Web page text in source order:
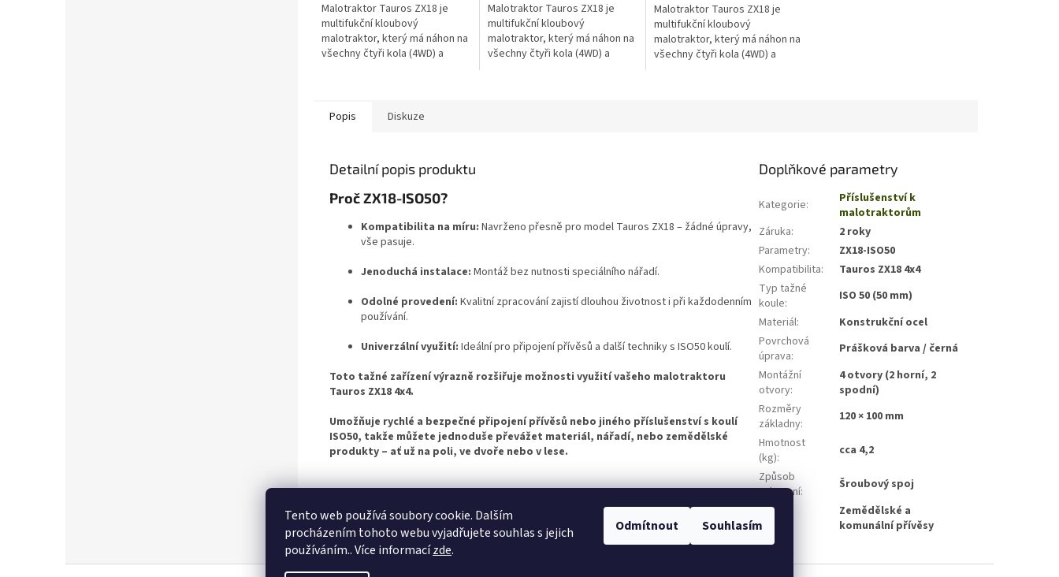
Tento web používá soubory cookie. Dalším
procházením tohoto webu vyjadřujete souhlas s jejich
používáním.. Více informacízde.
Odmítnout Souhlasím
Malotraktor Tauros ZX18 je
multifukční kloubový
malotraktor, který má náhon na
všechny čtyři kola (4WD) a
Malotraktor Tauros ZX18 je
multifukční kloubový
malotraktor, který má náhon na
všechny čtyři kola (4WD) a
Malotraktor Tauros ZX18 je
multifukční kloubový
malotraktor, který má náhon na
všechny čtyři kola (4WD) a
Popis Diskuze
Detailní popis produktu
Proč ZX18-ISO50?
Kompatibilita na míru: Navrženo přesně pro model Tauros ZX18 – žádné úpravy,
vše pasuje.
Jenoduchá instalace: Montáž bez nutnosti speciálního nářadí.
Odolné provedení: Kvalitní zpracování zajistí dlouhou životnost i při každodenním
používání.
Univerzální využití: Ideální pro připojení přívěsů a další techniky s ISO50 koulí.
Toto tažné zařízení výrazně rozšiřuje možnosti využití vašeho malotraktoru
Tauros ZX18 4x4.
Umožňuje rychlé a bezpečné připojení přívěsů nebo jiného příslušenství s koulí
ISO50, takže můžete jednoduše převážet materiál, nářadí, nebo zemědělské
produkty – ať už na poli, ve dvoře nebo v lese.
Doplňkové parametry
Kategorie:
Příslušenství k
malotraktorům
Záruka:
2 roky
Parametry:
ZX18-ISO50
Kompatibilita:
Tauros ZX18 4x4
Typ tažné
koule:
ISO 50 (50 mm)
Materiál:
Konstrukční ocel
Povrchová
úprava:
Prášková barva / černá
Montážní
otvory:
4 otvory (2 horní, 2
spodní)
Rozměry
základny:
120 × 100 mm
Hmotnost
(kg):
cca 4,2
Způsob
uchycení: Šroubový spoj
Zemědělské a
komunální přívěsy